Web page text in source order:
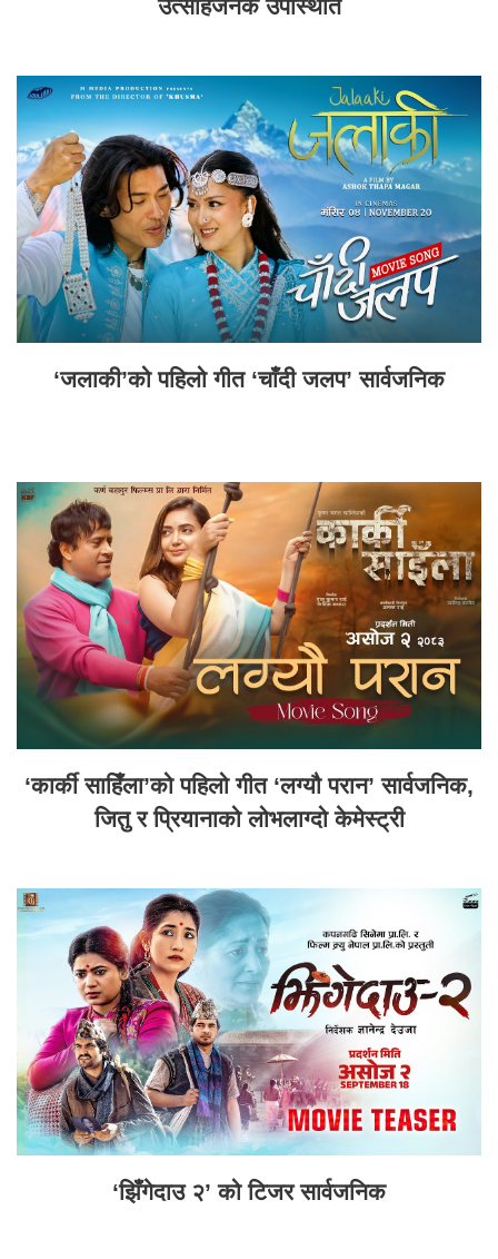
उत्साहजनक उपस्थिति
‘जलाकी’को पहिलो गीत ‘चाँदी जलप’ सार्वजनिक
‘कार्की साहिँला’को पहिलो गीत ‘लग्यौ परान’ सार्वजनिक,
जितु र प्रियानाको लोभलाग्दो केमेस्ट्री
‘झिँगेदाउ २’ को टिजर सार्वजनिक